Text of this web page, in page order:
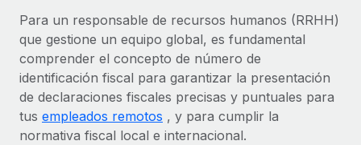
Funciones esenciales de RR. HH. integradas para tu
equipo.
Conectar Nuevo
Conecta cualquier herramienta de IA con Remote
mediante nuestro MCP.
ASOCIARSE
Socios tecnológicos estratégicos
Integra la gestión de los RR. HH. globales en tu
plataforma de forma flexible.
Biblioteca de descripciones de puestos
Webinarios
Eventos
Sala de prensa
日本語
한국어
中文（简体）
Para un responsable de recursos humanos (RRHH)
que gestione un equipo global, es fundamental
comprender el concepto de número de
identificación fiscal para garantizar la presentación
de declaraciones fiscales precisas y puntuales para
tus empleados remotos , y para cumplir la
normativa fiscal local e internacional.